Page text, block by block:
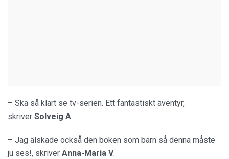
– Ska så klart se tv-serien. Ett fantastiskt äventyr,
skriver Solveig A.
– Jag älskade också den boken som barn så denna måste
ju ses!, skriver Anna-Maria V.